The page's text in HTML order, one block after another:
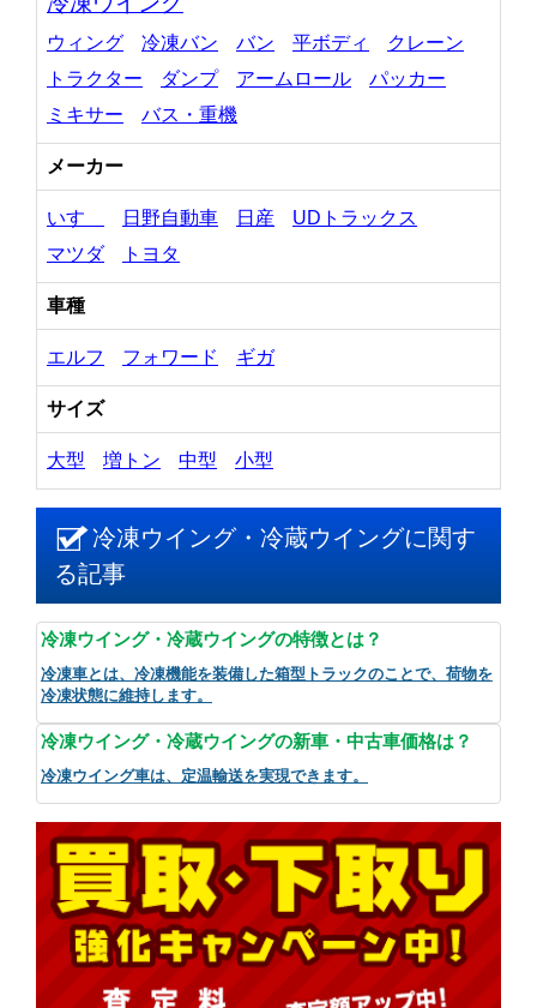
ウィング 冷凍バン バン 平ボディ
クレーン
トラクター
ダンプ アームロール
パッカー
ミキサー
バス・重機
メーカー
いすゞ 日野自動車 日産
UDトラックス
マツダ
トヨタ
車種
エルフ フォワード ギガ
サイズ
大型 増トン 中型 小型
冷凍ウイング・冷蔵ウイングに関す
る記事
冷凍ウイング・冷蔵ウイングの特徴とは？
冷凍車とは、冷凍機能を装備した箱型トラックのことで、荷物を
冷凍状態に維持します。
冷凍ウイング・冷蔵ウイングの新車・中古車価格は？
冷凍ウイング車は、定温輸送を実現できます。